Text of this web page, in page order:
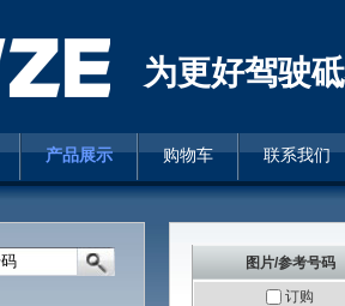
为更好驾驶
产品展示 购物车 联系我们
图片/参考号码
订购